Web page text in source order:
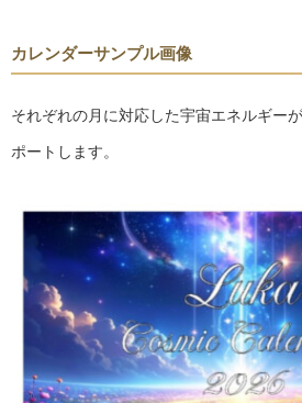
カレンダーサンプル画像
それぞれの月に対応した宇宙エネルギー
ポートします。